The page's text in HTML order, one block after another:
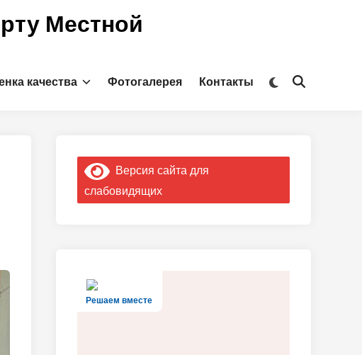
Местной
качества Фотогалерея Контакты
Переключить
Открыть
Версия сайта для
слабовидящих
Решаем вместе